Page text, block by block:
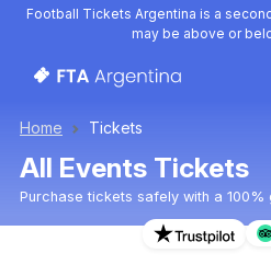
Football Tickets Argentina is a
may be above or
Home Tickets
All Events Tickets
Purchase tickets safely with a 100%